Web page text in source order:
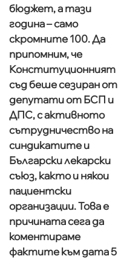
бюджет, а тази
година – само
скромните 100. Да
припомним, че
Конституционният
съд беше сезиран от
депутати от БСП и
ДПС, с активното
сътрудничество на
синдикатите и
Български лекарски
съюз, както и някои
пациентски
организации. Това е
причината сега да
коментираме
фактите към дата 5